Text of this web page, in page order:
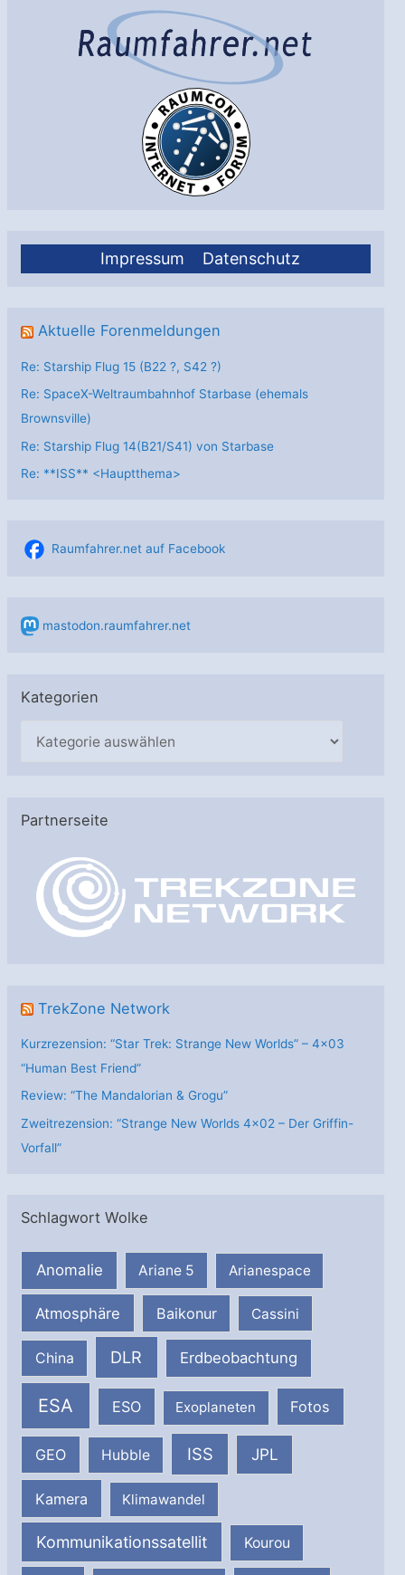
Impressum Datenschutz
Aktuelle Forenmeldungen
Re: Starship Flug 15 (B22 ?, S42 ?)
Re: SpaceX-Weltraumbahnhof Starbase (ehemals
Brownsville)
Re: Starship Flug 14(B21/S41) von Starbase
Re: **ISS** <Hauptthema>
Raumfahrer.net auf Facebook
mastodon.raumfahrer.net
Kategorien
g
Partnerseite
TrekZone Network
Kurzrezension: “Star Trek: Strange New Worlds” – 4×03
“Human Best Friend”
Review: “The Mandalorian & Grogu”
Zweitrezension: “Strange New Worlds 4×02 – Der Griffin-
Vorfall”
Schlagwort Wolke
Anomalie Ariane 5 Arianespace
Atmosphäre Baikonur Cassini
China DLR Erdbeobachtung
ESA ESO Exoplaneten Fotos
GEO Hubble ISS JPL
Kamera Klimawandel
Kommunikationssatellit Kourou